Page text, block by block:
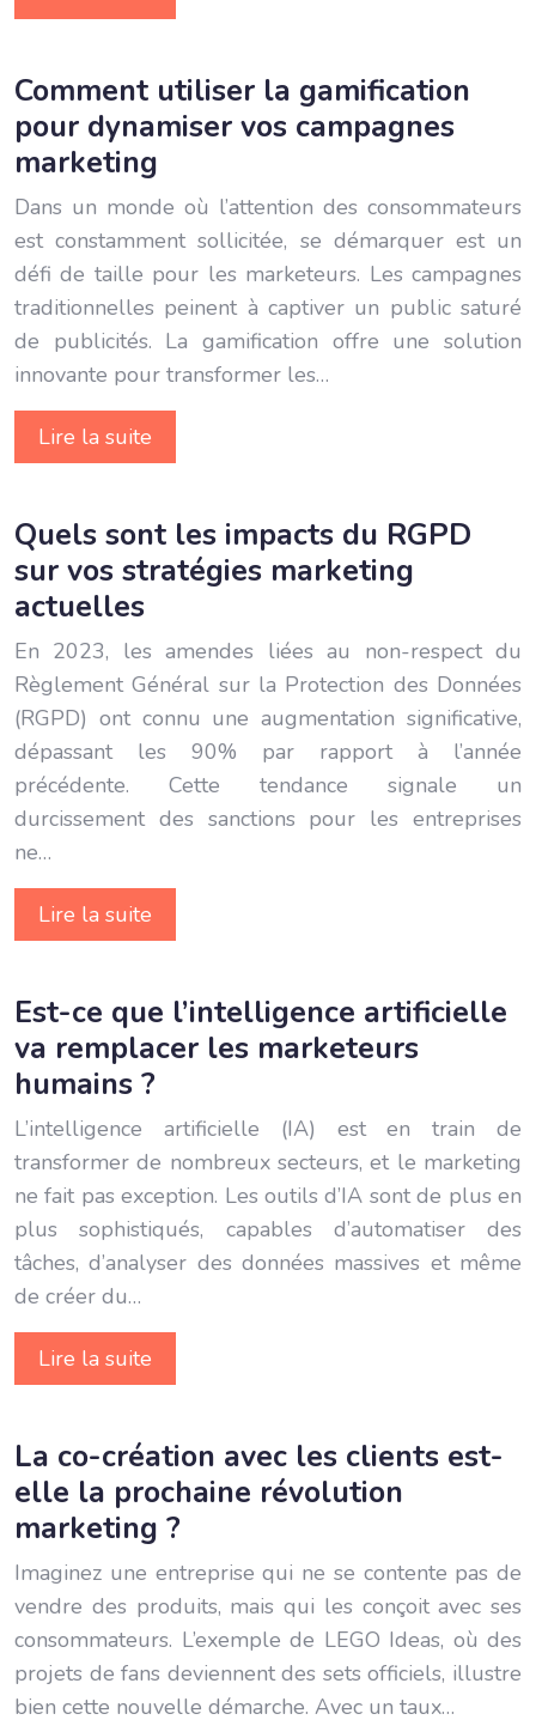
Comment utiliser la gamification
pour dynamiser vos campagnes
marketing
Dans un monde où l’attention des consommateurs
est constamment sollicitée, se démarquer est un
défi de taille pour les marketeurs. Les campagnes
traditionnelles peinent à captiver un public saturé
de publicités. La gamification offre une solution
innovante pour transformer les…
Lire la suite
Quels sont les impacts du RGPD
sur vos stratégies marketing
actuelles
En 2023, les amendes liées au non-respect du
Règlement Général sur la Protection des Données
(RGPD) ont connu une augmentation significative,
dépassant les 90% par rapport à l’année
précédente. Cette tendance signale un
durcissement des sanctions pour les entreprises
ne…
Lire la suite
Est-ce que l’intelligence artificielle
va remplacer les marketeurs
humains ?
L’intelligence artificielle (IA) est en train de
transformer de nombreux secteurs, et le marketing
ne fait pas exception. Les outils d’IA sont de plus en
plus sophistiqués, capables d’automatiser des
tâches, d’analyser des données massives et même
de créer du…
Lire la suite
La co-création avec les clients est-
elle la prochaine révolution
marketing ?
Imaginez une entreprise qui ne se contente pas de
vendre des produits, mais qui les conçoit avec ses
consommateurs. L’exemple de LEGO Ideas, où des
projets de fans deviennent des sets officiels, illustre
bien cette nouvelle démarche. Avec un taux…